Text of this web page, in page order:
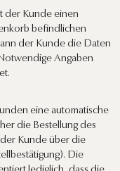
der Kunde einen
befindlichen
der Kunde die Daten
Angaben
eine automatische
die Bestellung des
Kunde über die
Die